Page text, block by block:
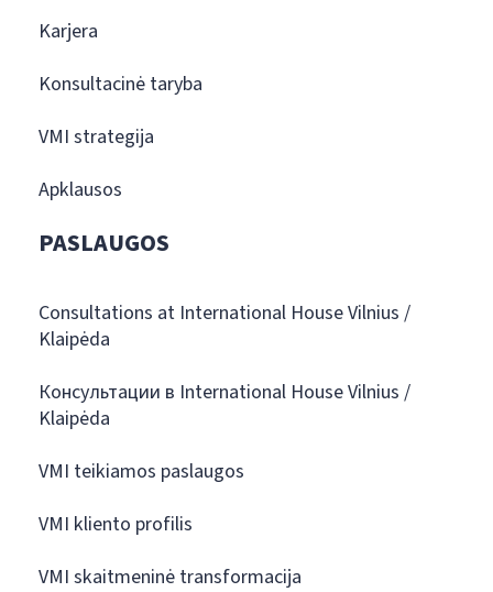
Karjera
Konsultacinė taryba
VMI strategija
Apklausos
PASLAUGOS
Consultations at International House Vilnius /
Klaipėda
Консультации в International House Vilnius /
Klaipėda
VMI teikiamos paslaugos
VMI kliento profilis
VMI skaitmeninė transformacija